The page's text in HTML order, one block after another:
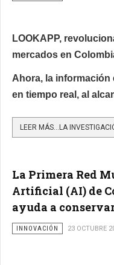
LOOKAPP,
mercados en
Ahora, la información
en tiempo real, al
La Primera Red
Artificial (AI) de
ayuda a
INNOVACIÓN 23 OCTUBRE